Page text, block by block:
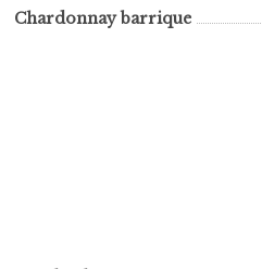
Chardonnay barrique